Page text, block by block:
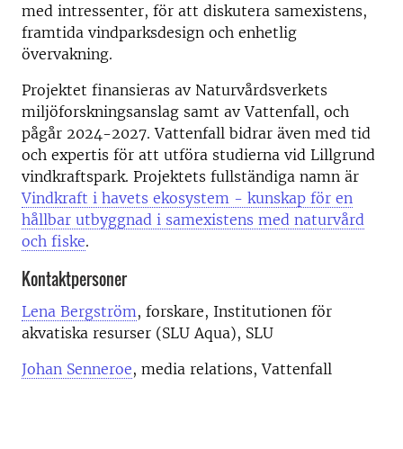
med intressenter, för att diskutera samexistens,
framtida vindparksdesign och enhetlig
övervakning.
Projektet finansieras av Naturvårdsverkets
miljöforskningsanslag samt av Vattenfall, och
pågår 2024-2027. Vattenfall bidrar även med tid
och expertis för att utföra studierna vid Lillgrund
vindkraftspark. Projektets fullständiga namn är
Vindkraft i havets ekosystem ­- kunskap för en
hållbar utbyggnad i samexistens med naturvård
och fiske.
Kontaktpersoner
Lena Bergström, forskare, Institutionen för
akvatiska resurser (SLU Aqua), SLU
Johan Senneroe, media relations, Vattenfall